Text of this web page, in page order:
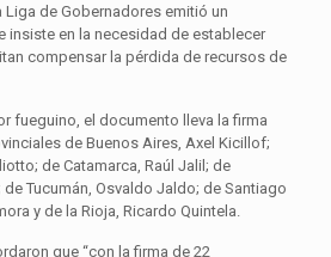
Liga de Gobernadores emitió un
insiste en la necesidad de establecer
compensar la pérdida de recursos de
fueguino, el documento lleva la firma
de Buenos Aires, Axel Kicillof;
de Catamarca, Raúl Jalil; de
Tucumán, Osvaldo Jaldo; de Santiago
y de la Rioja, Ricardo Quintela.
que “con la firma de 22